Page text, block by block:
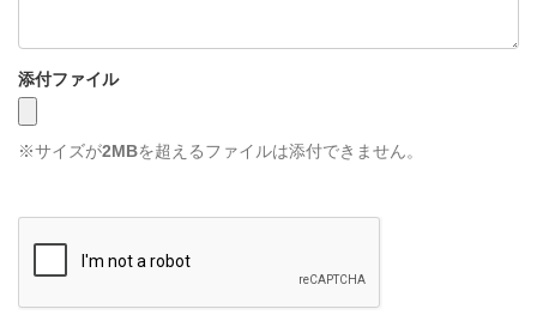
添付ファイル
※サイズが2MBを超えるファイルは添付できません。